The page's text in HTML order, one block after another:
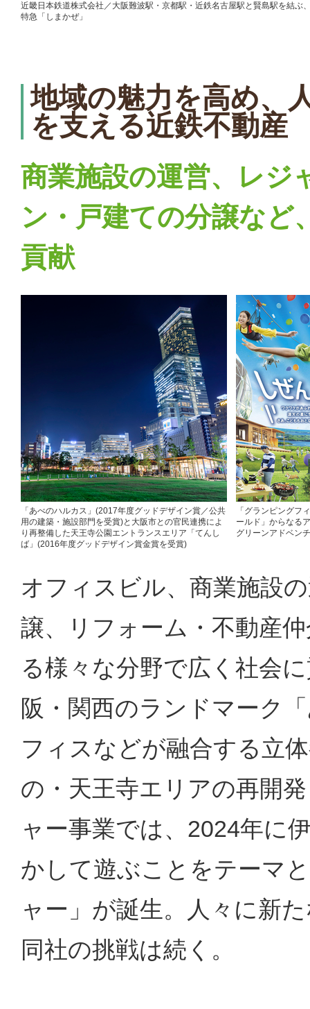
近畿日本鉄道株式会社／大阪難波駅・京都駅・近鉄名古屋駅と賢島駅を結ぶ
特急「しまかぜ」
地域の魅力を高め、
を支える近鉄不動産
商業施設の運営、レジ
ン・戸建ての分譲など
貢献
「あべのハルカス」(2017年度グッドデザイン賞／公共
用の建築・施設部門を受賞)と大阪市との官民連携によ
り再整備した天王寺公園エントランスエリア「てんし
ば」(2016年度グッドデザイン賞金賞を受賞)
「グランピングフ
ールド」からなる
グリーンアドベン
オフィスビル、商業施設
譲、リフォーム・不動産
る様々な分野で広く社会
阪・関西のランドマーク
フィスなどが融合する立
の・天王寺エリアの再開
ャー事業では、2024年に
かして遊ぶことをテーマ
ャー」が誕生。人々に新
同社の挑戦は続く。